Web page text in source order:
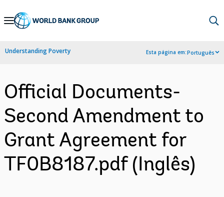
Skip
Navigation
Understanding Poverty Esta página em:Português
Official Documents-
Second Amendment to
Grant Agreement for
TF0B8187.pdf (Inglês)